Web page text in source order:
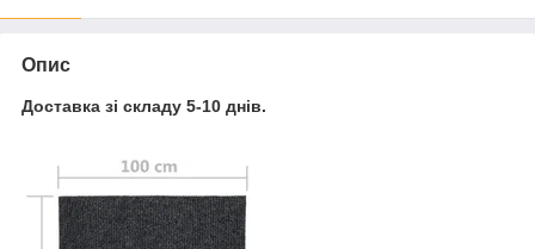
Опис
Доставка зі складу 5-10 днів.